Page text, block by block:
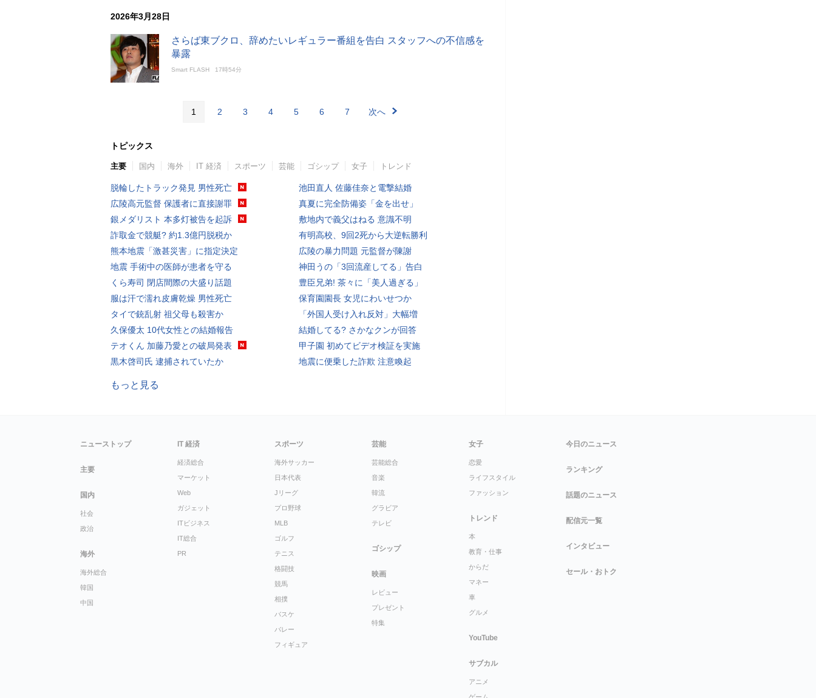
2026年3月28日
さらば東ブクロ、辞めたいレギュラー番組を告白 スタッフへの不信感を
暴露
Smart FLASH 17時54分
1 2 3 4 5 6 7 次へ
トピックス
主要 国内 海外 IT 経済 スポーツ 芸能 ゴシップ 女子 トレンド
脱輪したトラック発見 男性死亡
広陵高元監督 保護者に直接謝罪
銀メダリスト 本多灯被告を起訴
詐取金で競艇? 約1.3億円脱税か
熊本地震「激甚災害」に指定決定
地震 手術中の医師が患者を守る
くら寿司 閉店間際の大盛り話題
服は汗で濡れ皮膚乾燥 男性死亡
タイで銃乱射 祖父母も殺害か
久保優太 10代女性との結婚報告
テオくん 加藤乃愛との破局発表
黒木啓司氏 逮捕されていたか
池田直人 佐藤佳奈と電撃結婚
真夏に完全防備姿「金を出せ」
敷地内で義父はねる 意識不明
有明高校、9回2死から大逆転勝利
広陵の暴力問題 元監督が陳謝
神田うの「3回流産してる」告白
豊臣兄弟! 茶々に「美人過ぎる」
保育園園長 女児にわいせつか
「外国人受け入れ反対」大幅増
結婚してる? さかなクンが回答
甲子園 初めてビデオ検証を実施
地震に便乗した詐欺 注意喚起
もっと見る
ニューストップ
主要
国内
社会
政治
海外
海外総合
韓国
中国
IT 経済
経済総合
マーケット
Web
ガジェット
ITビジネス
IT総合
PR
スポーツ
海外サッカー
日本代表
Jリーグ
プロ野球
MLB
ゴルフ
テニス
格闘技
競馬
相撲
バスケ
バレー
フィギュア
芸能
芸能総合
音楽
韓流
グラビア
テレビ
ゴシップ
映画
レビュー
プレゼント
特集
女子
恋愛
ライフスタイル
ファッション
トレンド
本
教育・仕事
からだ
マネー
車
グルメ
YouTube
サブカル
アニメ
今日のニュース
ランキング
話題のニュース
配信元一覧
インタビュー
セール・おトク